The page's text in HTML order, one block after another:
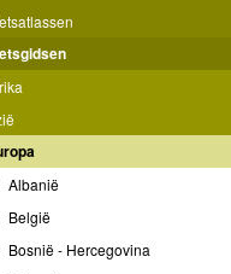
Albanië
België
Bosnië - Hercegovina